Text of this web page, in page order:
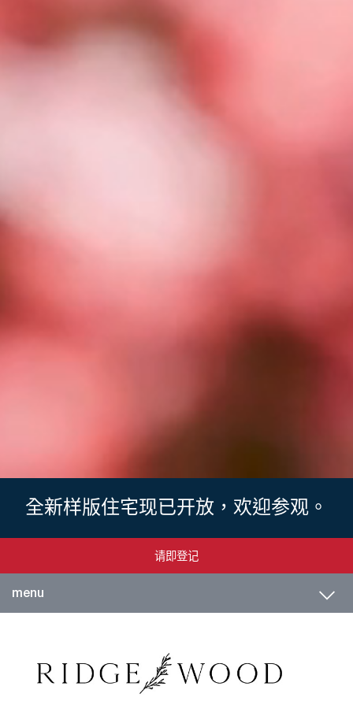
全新样版住宅现已开放，欢迎参观。
请即登记
menu